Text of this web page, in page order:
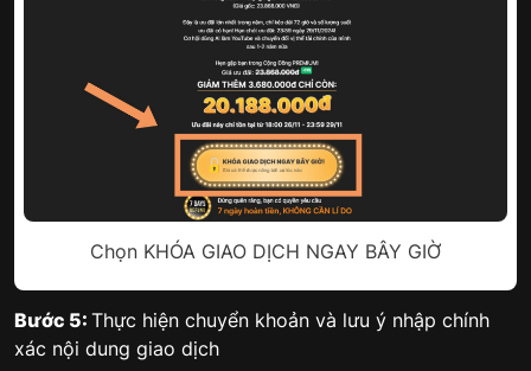
Chọn KHÓA GIAO DỊCH NGAY BÂY GIỜ
Bước 5: Thực hiện chuyển khoản và lưu ý nhập chính
xác nội dung giao dịch